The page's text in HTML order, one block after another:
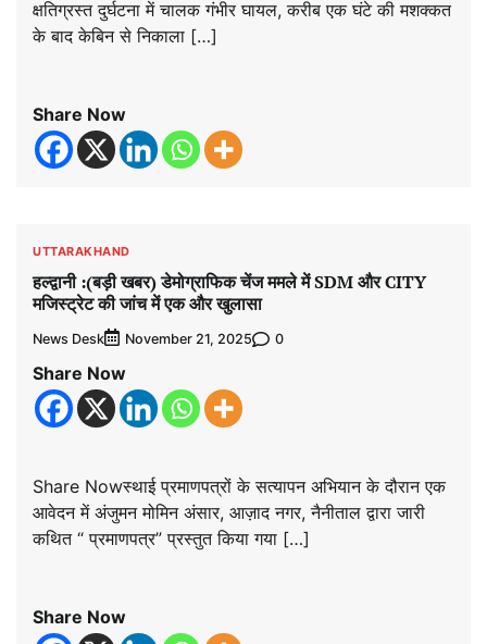
क्षतिग्रस्त दुर्घटना में चालक गंभीर घायल, करीब एक घंटे की मशक्कत
के बाद केबिन से निकाला […]
Share Now
UTTARAKHAND
हल्द्वानी :(बड़ी खबर) डेमोग्राफिक चेंज ममले में SDM और CITY
मजिस्ट्रेट की जांच में एक और खुलासा
News Desk November 21, 2025 0
Share Now
Share Nowस्थाई प्रमाणपत्रों के सत्यापन अभियान के दौरान एक
आवेदन में अंजुमन मोमिन अंसार, आज़ाद नगर, नैनीताल द्वारा जारी
कथित “ प्रमाणपत्र” प्रस्तुत किया गया […]
Share Now